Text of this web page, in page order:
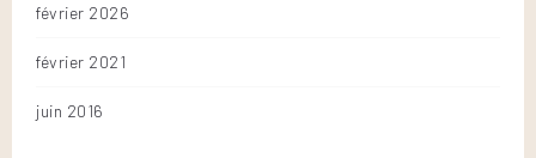
février 2026
février 2021
juin 2016